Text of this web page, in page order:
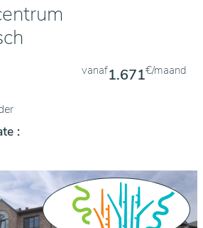
vanaf1.671€/maand
: